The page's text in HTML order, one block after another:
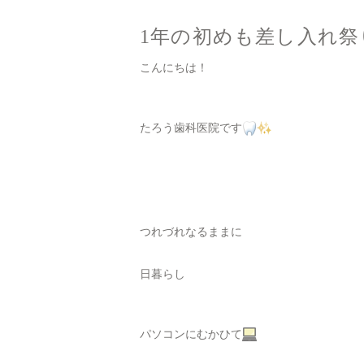
1年の初めも差し入れ
こんにちは！
たろう歯科医院です
つれづれなるままに
日暮らし
パソコンにむかひて